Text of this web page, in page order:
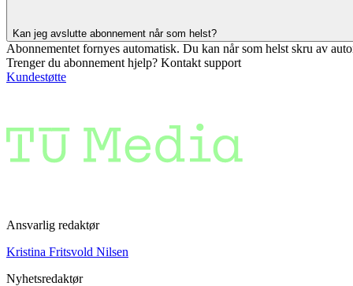
Kan jeg avslutte abonnement når som helst?
Abonnementet fornyes automatisk. Du kan når som helst skru av
Trenger du abonnement hjelp? Kontakt support
Kundestøtte
Ansvarlig redaktør
Kristina Fritsvold Nilsen
Nyhetsredaktør